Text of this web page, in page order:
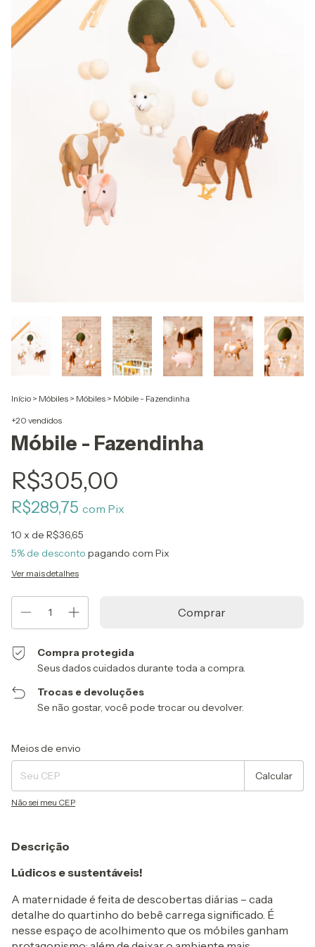
Início > Móbiles > Móbiles > Móbile - Fazendinha
+20 vendidos
Móbile - Fazendinha
R$305,00
R$289,75 com Pix
10 x de R$36,65
5% de desconto pagando com Pix
Ver mais detalhes
Compra protegida
Seus dados cuidados durante toda a compra.
Trocas e devoluções
Se não gostar, você pode trocar ou devolver.
Entregas para o CEP:
Meios de envio
Calcular
Não sei meu CEP
Descrição
Lúdicos e sustentáveis!
A maternidade é feita de descobertas diárias – cada
detalhe do quartinho do bebê carrega significado. É
nesse espaço de acolhimento que os móbiles ganham